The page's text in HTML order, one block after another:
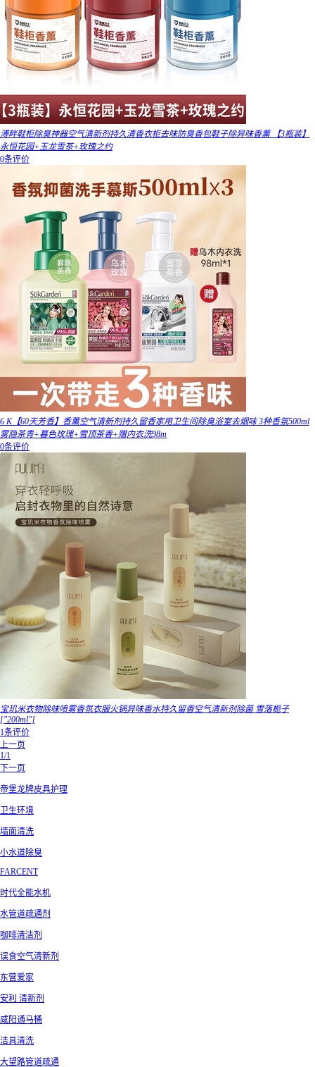
溥畔鞋柜除臭神器空气清新剂持久清香衣柜去味防臭香包鞋子除异味香薰 【3瓶装】
永恒花园+玉龙雪茶+玫瑰之约
0条评价
6 K【60天芳香】香薰空气清新剂持久留香家用卫生间除臭浴室去烟味 3种香氛500ml
雾隐茶青+暮色玫瑰+雪顶茶香+赠内衣洗98m
0条评价
宝玑米衣物除味喷雾香氛衣服火锅异味香水持久留香空气清新剂除菌 雪落栀子
["200ml"]
1条评价
上一页
1/1
下一页
帝堡龙牌皮具护理
卫生环境
墙面清洗
小水道除臭
FARCENT
时代全能水机
水管道疏通剂
咖啡清洁剂
误食空气清新剂
东营爱家
安利 清新剂
咸阳通马桶
洁具清洗
大望路管道疏通